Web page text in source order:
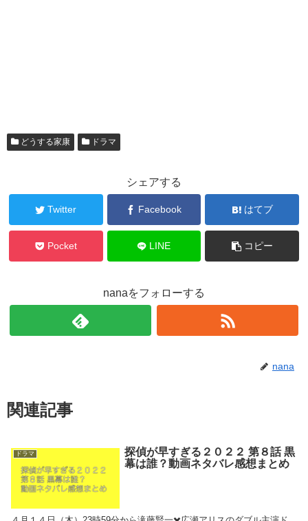
どうする家康 ドラマ
シェアする
Twitter Facebook はてブ
Pocket LINE コピー
nanaをフォローする
nana
関連記事
ドラマ
探偵が早すぎる２０２２ 第８話 黒
幕は誰？動画ネタバレ感想まとめ